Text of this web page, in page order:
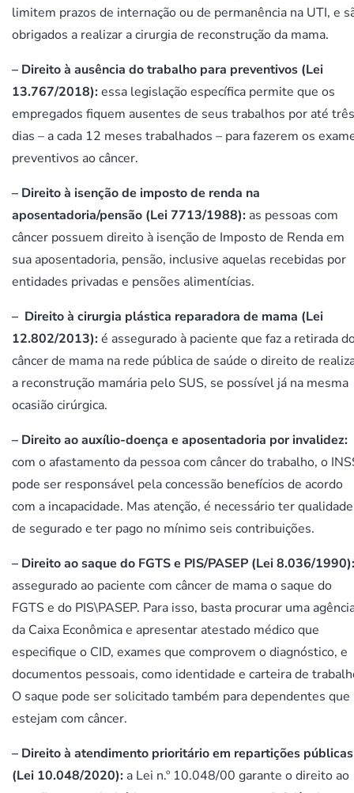
limitem prazos de internação ou de permanência na UTI, e
obrigados a realizar a cirurgia de reconstrução da mama.
– Direito à ausência do trabalho para preventivos (Lei
13.767/2018):essa legislação específica permite que os
empregados fiquem ausentes de seus trabalhos por até três
dias – a cada 12 meses trabalhados – para fazerem os
preventivos ao câncer.
– Direito à isenção de imposto de renda na
aposentadoria/pensão (Lei 7713/1988): as pessoas com
câncer possuem direito à isenção de Imposto de Renda em
sua aposentadoria, pensão, inclusive aquelas recebidas por
entidades privadas e pensões alimentícias.
– Direito à cirurgia plástica reparadora de mama (Lei
12.802/2013):é assegurado à paciente que faz a retirada
câncer de mama na rede pública de saúde o direito de
a reconstrução mamária pelo SUS, se possível já na mesma
ocasião cirúrgica.
– Direito ao auxílio-doença e aposentadoria por invalidez:
com o afastamento da pessoa com câncer do trabalho, o
pode ser responsável pela concessão benefícios de acordo
com a incapacidade. Mas atenção, é necessário ter qualidade
de segurado e ter pago no mínimo seis contribuições.
– Direito ao saque do FGTS e PIS/PASEP (Lei8.036/1990)
assegurado ao paciente com câncer de mama o saque do
FGTS e do PIS\PASEP. Para isso, basta procurar uma
da Caixa Econômica e apresentar atestado médico que
especifique o CID, exames que comprovem o diagnóstico, e
documentos pessoais, como identidade e carteira de
O saque pode ser solicitado também para dependentes que
estejam com câncer.
– Direito à atendimento prioritário em repartições públicas
(Lei 10.048/2020): a Lei n.º 10.048/00 garante o direito ao